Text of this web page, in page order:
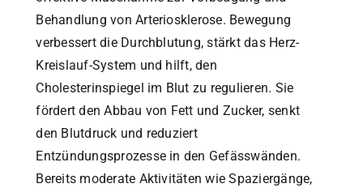
Behandlung von Arteriosklerose. Bewegung
verbessert die Durchblutung, stärkt das Herz-
Kreislauf-System und hilft, den
Cholesterinspiegel im Blut zu regulieren. Sie
fördert den Abbau von Fett und Zucker, senkt
den Blutdruck und reduziert
Entzündungsprozesse in den Gefässwänden.
Bereits moderate Aktivitäten wie Spaziergänge,